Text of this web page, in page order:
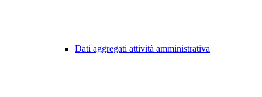
Dati aggregati attività amministrativa